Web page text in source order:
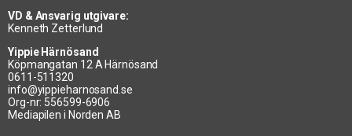
VD & Ansvarig utgivare:
Kenneth Zetterlund
Yippie Härnösand
Köpmangatan 12 A Härnösand
0611-511320
info@yippieharnosand.se
Org-nr: 556599-6906
Mediapilen i Norden AB